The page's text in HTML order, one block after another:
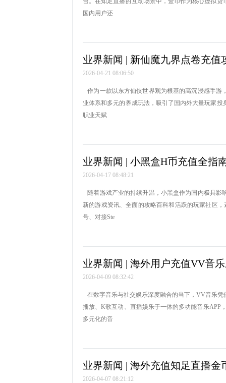
国内用户还
业界新闻 | 新仙魔九界点卷充值
2026-04-21 08:06:50
作为一款以东方仙侠世界观为根基的高沉浸感手游
业体系和多元的养成玩法，吸引了国内外大量玩家
职业天赋
业界新闻 | 小黑盒H币充值全指
2026-04-17 08:48:21
随着游戏产业的持续升温，小黑盒作为国内极具影
新的游戏资讯、全面的攻略百科和活跃的玩家社区
号、对接Ste
业界新闻 | 海外用户充值VV音
2026-04-09 08:32:42
在数字音乐与社交娱乐深度融合的当下，VV音乐
播放、K歌互动、直播娱乐于一体的多功能音乐APP
多元化的音
业界新闻 | 海外充值知足直播金
2026-04-07 08:21:12